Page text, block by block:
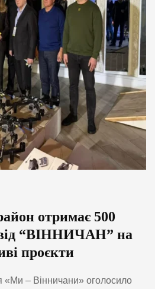
отримає 500
“ВІННИЧАН” на
проєкти
«Ми – Вінничани» оголосило